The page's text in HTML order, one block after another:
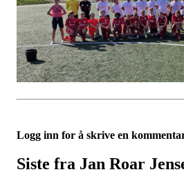
Logg inn for å skrive en
Siste fra Jan Roar